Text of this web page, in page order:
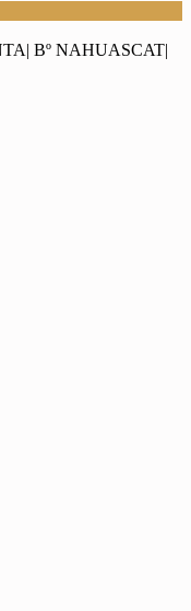
Bº NAHUASCAT|